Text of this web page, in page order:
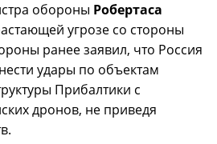
обороны Робертаса
угрозе со стороны
ранее заявил, что Россия
удары по объектам
Прибалтики с
дронов, не приведя